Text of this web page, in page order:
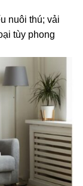
nuôi thú; vải
tùy phong